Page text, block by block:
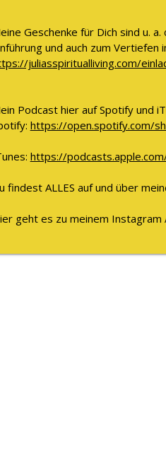
Geschenke für Dich sind u.
und auch zum
juliasspiritualliving.com/
Podcast hier auf Spotify und
https://open.spotify.com/
https://
findest ALLES auf und über
geht es zu meinem Instagram